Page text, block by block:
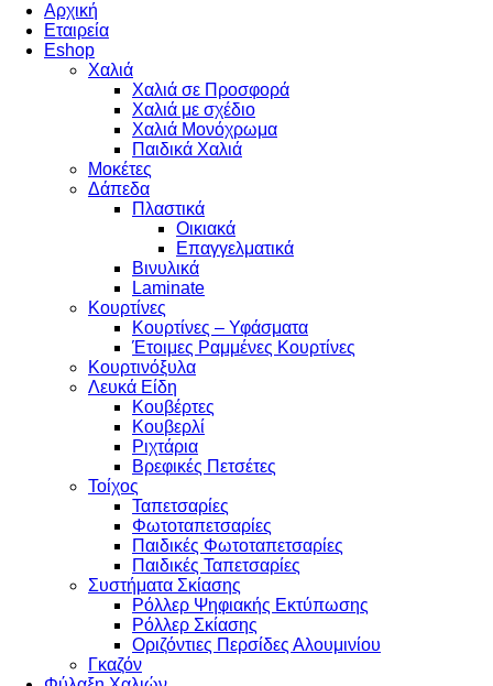
Αρχική
Εταιρεία
Eshop
Χαλιά
Χαλιά σε Προσφορά
Χαλιά με σχέδιο
Χαλιά Μονόχρωμα
Παιδικά Χαλιά
Μοκέτες
Δάπεδα
Πλαστικά
Οικιακά
Επαγγελματικά
Βινυλικά
Laminate
Κουρτίνες
Κουρτίνες – Υφάσματα
Έτοιμες Ραμμένες Κουρτίνες
Κουρτινόξυλα
Λευκά Είδη
Κουβέρτες
Κουβερλί
Ριχτάρια
Βρεφικές Πετσέτες
Τοίχος
Ταπετσαρίες
Φωτοταπετσαρίες
Παιδικές Φωτοταπετσαρίες
Παιδικές Ταπετσαρίες
Συστήματα Σκίασης
Ρόλλερ Ψηφιακής Εκτύπωσης
Ρόλλερ Σκίασης
Οριζόντιες Περσίδες Αλουμινίου
Γκαζόν